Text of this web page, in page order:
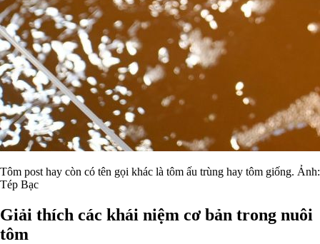
Tôm post hay còn có tên gọi khác là tôm ấu trùng hay tôm giống. Ảnh:
Tép Bạc
Giải thích các khái niệm cơ bản trong nuôi
tôm